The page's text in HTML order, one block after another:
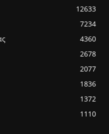
12633
7234
4360
2678
2077
1836
1372
1110